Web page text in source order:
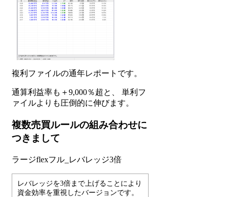
複利ファイルの通年レポートです。
通算利益率も＋9,000％超と、 単利フ
ァイルよりも圧倒的に伸びます。
複数売買ルールの組み合わせに
つきまして
ラージflexフル_レバレッジ3倍
レバレッジを3倍まで上げることにより
資金効率を重視したバージョンです。